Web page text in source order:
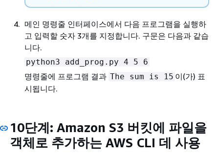
메인 명령줄 인터페이스에서 다음 프로그램을 실행하
고 입력할 숫자 3개를 지정합니다. 구문은 다음과 같습
니다.
python3 add_prog.py 4 5 6
명령줄에 프로그램 결과 The sum is 15 이(가) 표
시됩니다.
10단계: Amazon S3 버킷에 파일을
객체로 추가하는 AWS CLI 데 사용